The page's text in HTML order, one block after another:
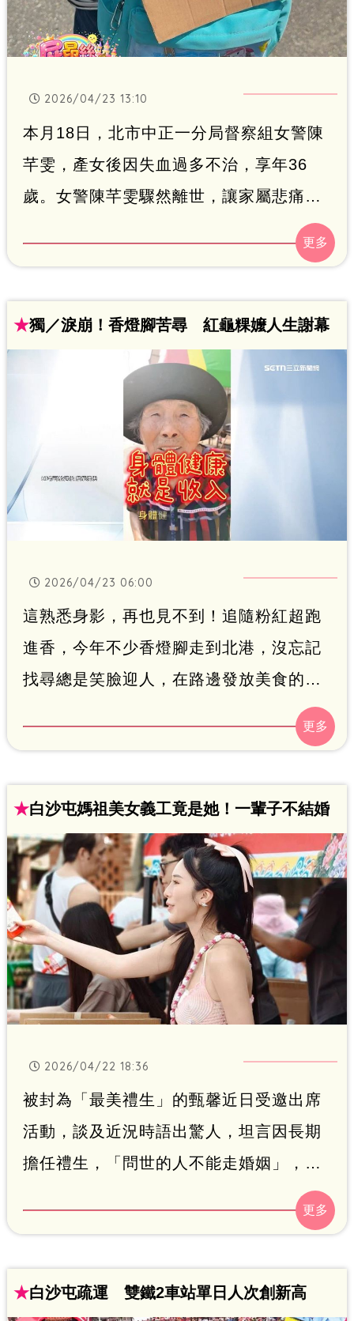
2026/04/23 13:10
本月18日，北市中正一分局督察組女警陳
芊雯，產女後因失血過多不治，享年36
歲。女警陳芊雯驟然離世，讓家屬悲痛難
以接受，檢調將追查陳女分娩的就醫紀
錄，並安排解剖相驗，以釐清事情經過。
王駕到屁昂絲玩什麼」也拍到家屬（姪
女），揹著紙牌請求媽祖「保佑姑姑陳芊
雯及表妹早日清醒、平安健康」，如今看
來讓人非常不捨。
★獨／淚崩！香燈腳苦尋 紅龜粿嬤人生謝幕
2026/04/23 06:00
這熟悉身影，再也見不到！追隨粉紅超跑
進香，今年不少香燈腳走到北港，沒忘記
找尋總是笑臉迎人，在路邊發放美食的紅
龜粿阿嬤，沒想到今年抵達才發現攤位空
了，竟已不再飄香，透過家屬得知，高齡
腳聽聞心碎消息，哭到泣不成聲。
★白沙屯媽祖美女義工竟是她！一輩子不結婚
2026/04/22 18:36
被封為「最美禮生」的甄馨近日受邀出席
活動，談及近況時語出驚人，坦言因長期
擔任禮生，「問世的人不能走婚姻」，因
此已做好不結婚的準備；同時也分享自己
參與白沙屯媽祖進香義工工作已長達11
★白沙屯疏運 雙鐵2車站單日人次創新高